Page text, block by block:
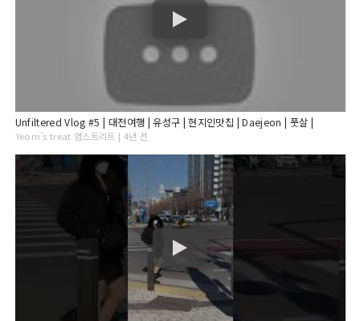
Unfiltered Vlog #5 | 대전여행 | 유성구 | 현지인맛집 | Daejeon | 풋살 |
Yeom’s treat 염스트리트 | 4년 전